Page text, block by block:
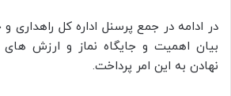
در ادامه در جمع پرسنل اداره کل راهداری
بیان اهمیت و جایگاه نماز و ارزش های
نهادن به این امر پرداخت.